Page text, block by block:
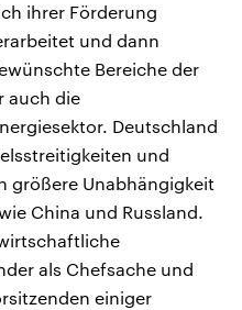
ihrer Förderung
und dann
Bereiche der
auch die
Deutschland
und
größere Unabhängigkeit
China und Russland.
als Chefsache und
einiger